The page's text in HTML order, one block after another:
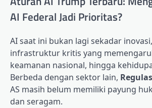
AI Federal Jadi Prioritas?
AI saat ini bukan lagi sekadar
infrastruktur kritis yang
keamanan nasional, hingga
Berbeda dengan sektor lain,
AS masih belum memiliki payung
dan seragam.